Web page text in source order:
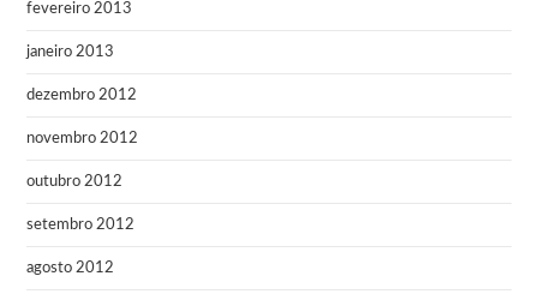
fevereiro 2013
janeiro 2013
dezembro 2012
novembro 2012
outubro 2012
setembro 2012
agosto 2012